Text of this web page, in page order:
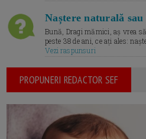
Naștere naturală
Bună, Dragi mămici, aș vrea
peste 38 de ani, ce ați ales:
Vezi raspunsuri
PROPUNERI REDACTOR SEF